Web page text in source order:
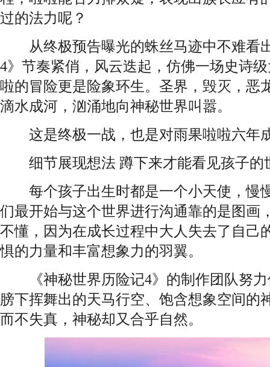
过的法力呢？
从终极预告曝光的蛛丝马迹中不难看
4》节奏紧俏，风云迭起，仿佛一场史诗
啦的冒险更是险象环生。圣界，毁灭，
滴水成河，汹涌地向神秘世界叫嚣。
这是终极一战，也是对雨果啦啦六年
细节展现想法 蹲下来才能看见孩子的
每个孩子出生时都是一个小天使，慢
们最开始与这个世界进行沟通靠的是图画
不懂，因为在成长过程中大人失去了自己
惧的力量和丰富想象力的羽翼。
《神秘世界历险记4》的制作团队努力
膀下挥舞出的天马行空、饱含想象空间的
而不失真，神秘却又合乎自然。